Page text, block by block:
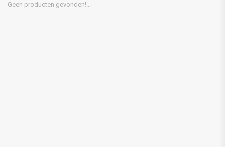
Geen producten gevonden!...